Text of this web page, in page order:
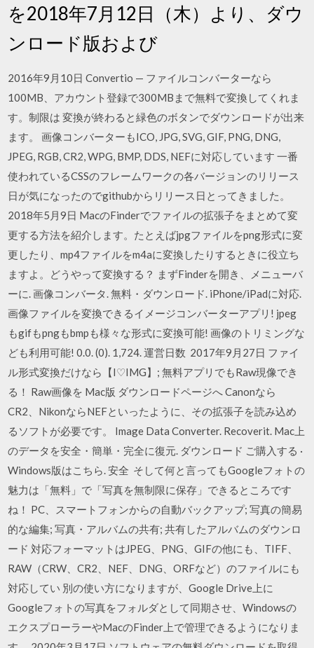
を2018年7月12日（木）より、ダウ
ンロード版および
2016年9月10日 Convertio — ファイルコンバーターなら
100MB、アカウント登録で300MBまで無料で変換してくれま
す。制限は 変換が終わると緑色のボタンでダウンロードが出来
ます。 画像コンバーターもICO, JPG, SVG, GIF, PNG, DNG,
JPEG, RGB, CR2, WPG, BMP, DDS, NEFに対応しています 一番
使われているCSSのフレームワークの各バージョンのリリース
日が気になったのでgithubからリリース日とってきました。
2018年5月9日 MacのFinderでファイルの拡張子をまとめて変
更する方法を紹介します。たとえばjpgファイルをpng形式に変
更したり、mp4ファイルをm4aに変換したりするときに役立ち
ますよ。どうやって変換する？ まずFinderを開き、メニューバ
ーに. 画像コンバータ. 無料・ダウンロード. iPhone/iPadに対応.
画像ファイルを変換できるイメージコンバーターアプリ! jpeg
もgifもpngもbmpも様々な形式に変換可能! 画像のトリミングな
ども利用可能! 0.0. (0). 1,724. 運営日数 2017年9月27日 ファイ
ル形式変換だけなら【I♡IMG】; 無料アプリでもRaw現像でき
る！ Raw画像を Mac版 ダウンロードページへ Canonなら
CR2、NikonならNEFといったように、その拡張子を読み込め
るソフトが必要です。 Image Data Converter. Recoverit. Mac上
のデータを安全・簡単・完全に復元. ダウンロード ご購入する ·
Windows版はこちら. 安全 そして何と言ってもGoogleフォトの
魅力は「無料」で「写真を無制限に保存」できるところです
ね！ PC、スマートフォンからの自動バックアップ; 写真の簡易
的な編集; 写真・アルバムの共有; 共有したアルバムのダウンロ
ード 対応フォーマットはJPEG、PNG、GIFの他にも、TIFF、
RAW（CRW、CR2、NEF、DNG、ORFなど）のファイルにも
対応してい 別の使い方になりますが、Google Drive上に
Googleフォトの写真をフォルダとして同期させ、Windowsの
エクスプローラーやMacのFinder上で管理できるようになりま